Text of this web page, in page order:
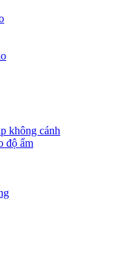
không cánh
độ ẩm